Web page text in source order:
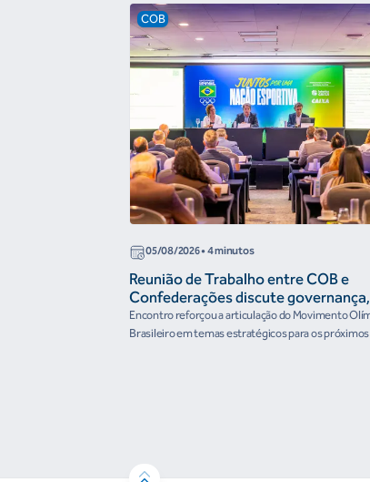
COB
05/08/2026• 4 minutos
Reunião de Trabalho entre COB e
Confederações discute
the Future e presença do Brasil em
organismos internacionais
Encontro reforçou a articulação do Movimento
Brasileiro em temas estratégicos para os